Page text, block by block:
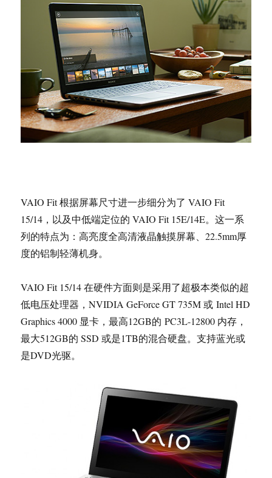
VAIO Fit 根据屏幕尺寸进一步细分为了 VAIO Fit
15/14，以及中低端定位的 VAIO Fit 15E/14E。这一系
列的特点为：高亮度全高清液晶触摸屏幕、22.5mm厚
度的铝制轻薄机身。
VAIO Fit 15/14 在硬件方面则是采用了超极本类似的超
低电压处理器，NVIDIA GeForce GT 735M 或 Intel HD
Graphics 4000 显卡，最高12GB的 PC3L-12800 内存，
最大512GB的 SSD 或是1TB的混合硬盘。支持蓝光或
是DVD光驱。